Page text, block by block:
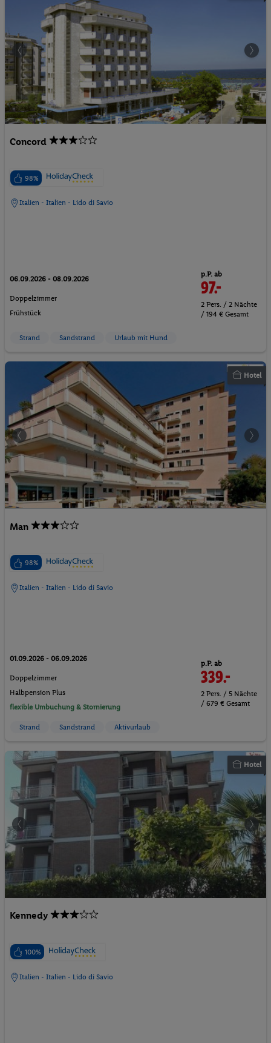
Concord
98%
Italien - Italien - Lido di Savio
06.09.2026 - 08.09.2026
Doppelzimmer
Frühstück
p.P. ab
97.-
2 Pers. / 2 Nächte
/ 194 € Gesamt
Strand Sandstrand Urlaub mit Hund
Hotel
Man
98%
Italien - Italien - Lido di Savio
01.09.2026 - 06.09.2026
Doppelzimmer
Halbpension Plus
flexible Umbuchung & Stornierung
p.P. ab
339.-
2 Pers. / 5 Nächte
/ 679 € Gesamt
Strand Sandstrand Aktivurlaub
Hotel
Kennedy
100%
Italien - Italien - Lido di Savio